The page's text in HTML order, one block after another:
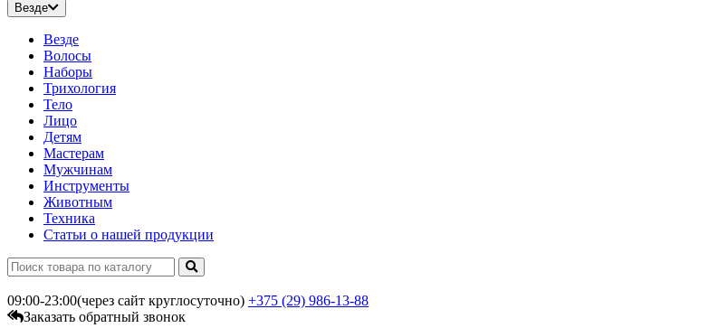
Везде
Везде
Волосы
Наборы
Трихология
Тело
Лицо
Детям
Мастерам
Мужчинам
Инструменты
Животным
Техника
Статьи о нашей продукции
09:00-23:00(через сайт круглосуточно) +375 (29) 986-13-88
Заказать обратный звонок